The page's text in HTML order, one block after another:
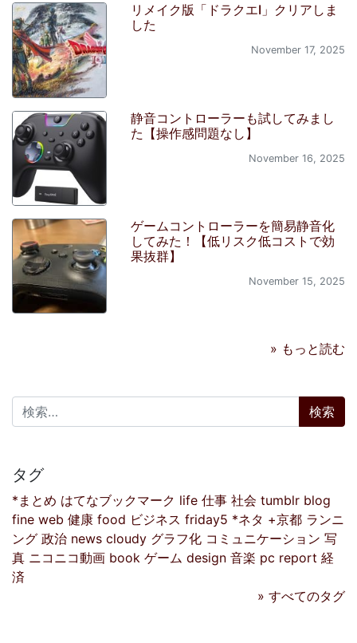
リメイク版「ドラクエI」クリアしま
した
November 17, 2025
静音コントローラーも試してみまし
た【操作感問題なし】
November 16, 2025
ゲームコントローラーを簡易静音化
してみた！【低リスク低コストで効
果抜群】
November 15, 2025
» もっと読む
検索:
タグ
*まとめ はてなブックマーク life 仕事 社会 tumblr blog
fine web 健康 food ビジネス friday5 *ネタ +京都 ランニ
ング 政治 news cloudy グラフ化 コミュニケーション 写
真 ニコニコ動画 book ゲーム design 音楽 pc report 経
済
» すべてのタグ